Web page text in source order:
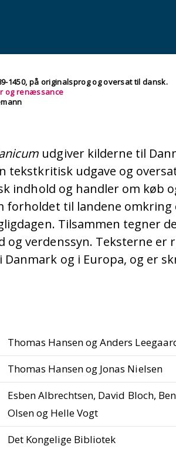
1450, på originalsprog og oversat til dansk.
og renæssance
udgiver kilderne til
tekstkritisk udgave og
indhold og handler om køb
forholdet til landene omkring
Tilsammen tegner
og verdenssyn. Teksterne er
Danmark og i Europa, og er
Thomas Hansen og Anders
Thomas Hansen og Jonas Nielsen
Esben Albrechtsen, David Bloch,
Olsen og Helle Vogt
Det Kongelige Bibliotek